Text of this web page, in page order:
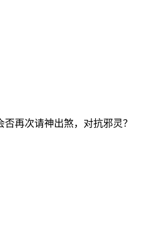
再次请神出煞，对抗邪灵？